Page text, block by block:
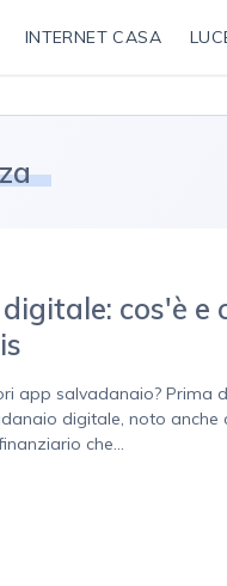
INTERNET CASA
cos'è e
app salvadanaio? Prima
digitale, noto
che...